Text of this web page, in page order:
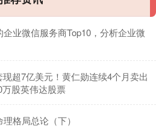
业微信服务商Top10，分析企业微
超7亿美元！黄仁勋连续4个月卖出
股英伟达股票
格局总论（下）